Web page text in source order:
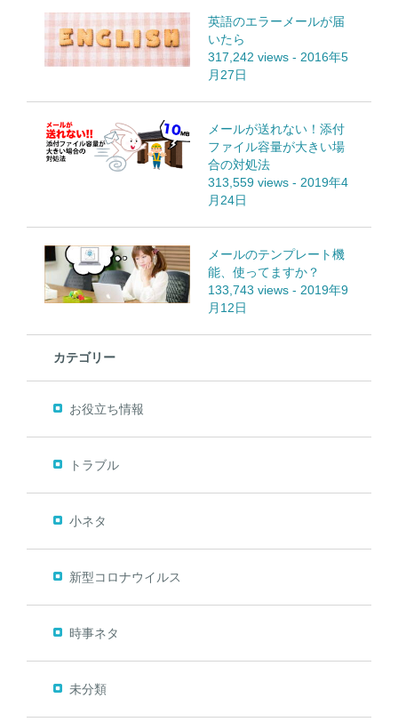
英語のエラーメールが届
いたら
317,242 views - 2016年5
月27日
メールが送れない！添付
ファイル容量が大きい場
合の対処法
313,559 views - 2019年4
月24日
メールのテンプレート機
能、使ってますか？
133,743 views - 2019年9
月12日
カテゴリー
お役立ち情報
トラブル
小ネタ
新型コロナウイルス
時事ネタ
未分類